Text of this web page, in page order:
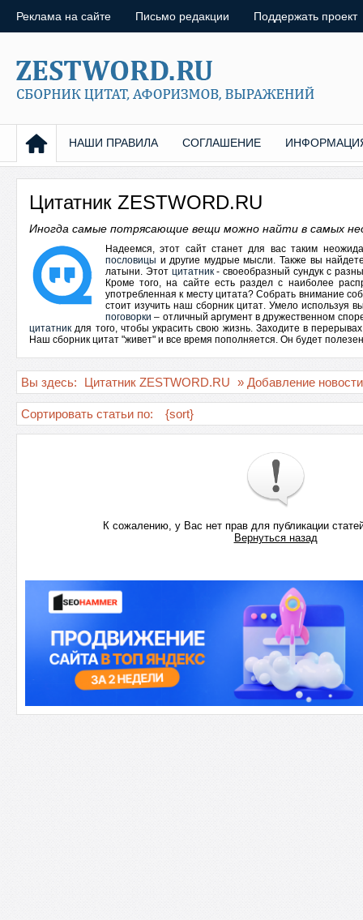
Реклама на сайте Письмо редакции Поддержать проект
НАШИ ПРАВИЛА СОГЛАШЕНИЕ
Цитатник ZESTWORD.RU
Иногда самые потрясающие вещи можно найти в самых
Надеемся, этот сайт станет для вас таким
пословицы и другие мудрые мысли. Также вы
латыни. Этот цитатник- своеобразный сундук с
Кроме того, на сайте есть раздел с наиболее
употребленная к месту цитата? Собрать внимание
стоит изучить наш сборник цитат. Умело используя
поговорки – отличный аргумент в дружественном
цитатник для того, чтобы украсить свою жизнь. Заходите в
Наш сборник цитат "живет" и все время пополняется. Он будет
Вы здесь: Цитатник ZESTWORD.RU » Добавление новости
Сортировать статьи по: {sort}
К сожалению, у Вас нет прав для публикации
Вернуться назад